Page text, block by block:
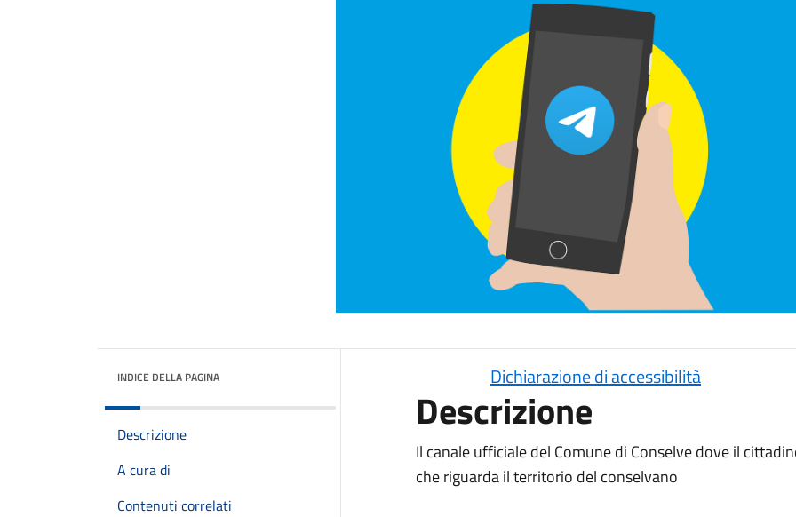
INDICE DELLA PAGINA
Descrizione
A cura di
Contenuti correlati
Dichiarazione di accessibilità
Descrizione
Il canale ufficiale del Comune di Conselve dove il
che riguarda il territorio del conselvano